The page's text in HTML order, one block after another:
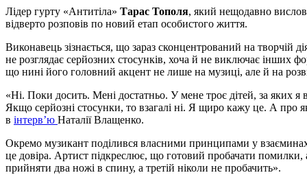
Лідер гурту «Антитіла» Тарас Тополя, який нещодавно
відверто розповів по новий етап особистого життя.
Виконавець зізнається, що зараз сконцентрований на творчій
не розглядає серйозних стосунків, хоча й не виключає інших
що нині його головний акцент не лише на музиці, але й на
«Ні. Поки досить. Мені достатньо. У мене троє дітей, за яких я
Якщо серйозні стосунки, то взагалі ні. Я щиро кажу це. А про
в інтерв’ю Наталії Влащенко.
Окремо музикант поділився власними принципами у
це довіра. Артист підкреслює, що готовий пробачати
прийняти два ножі в спину, а третій ніколи не пробачить».